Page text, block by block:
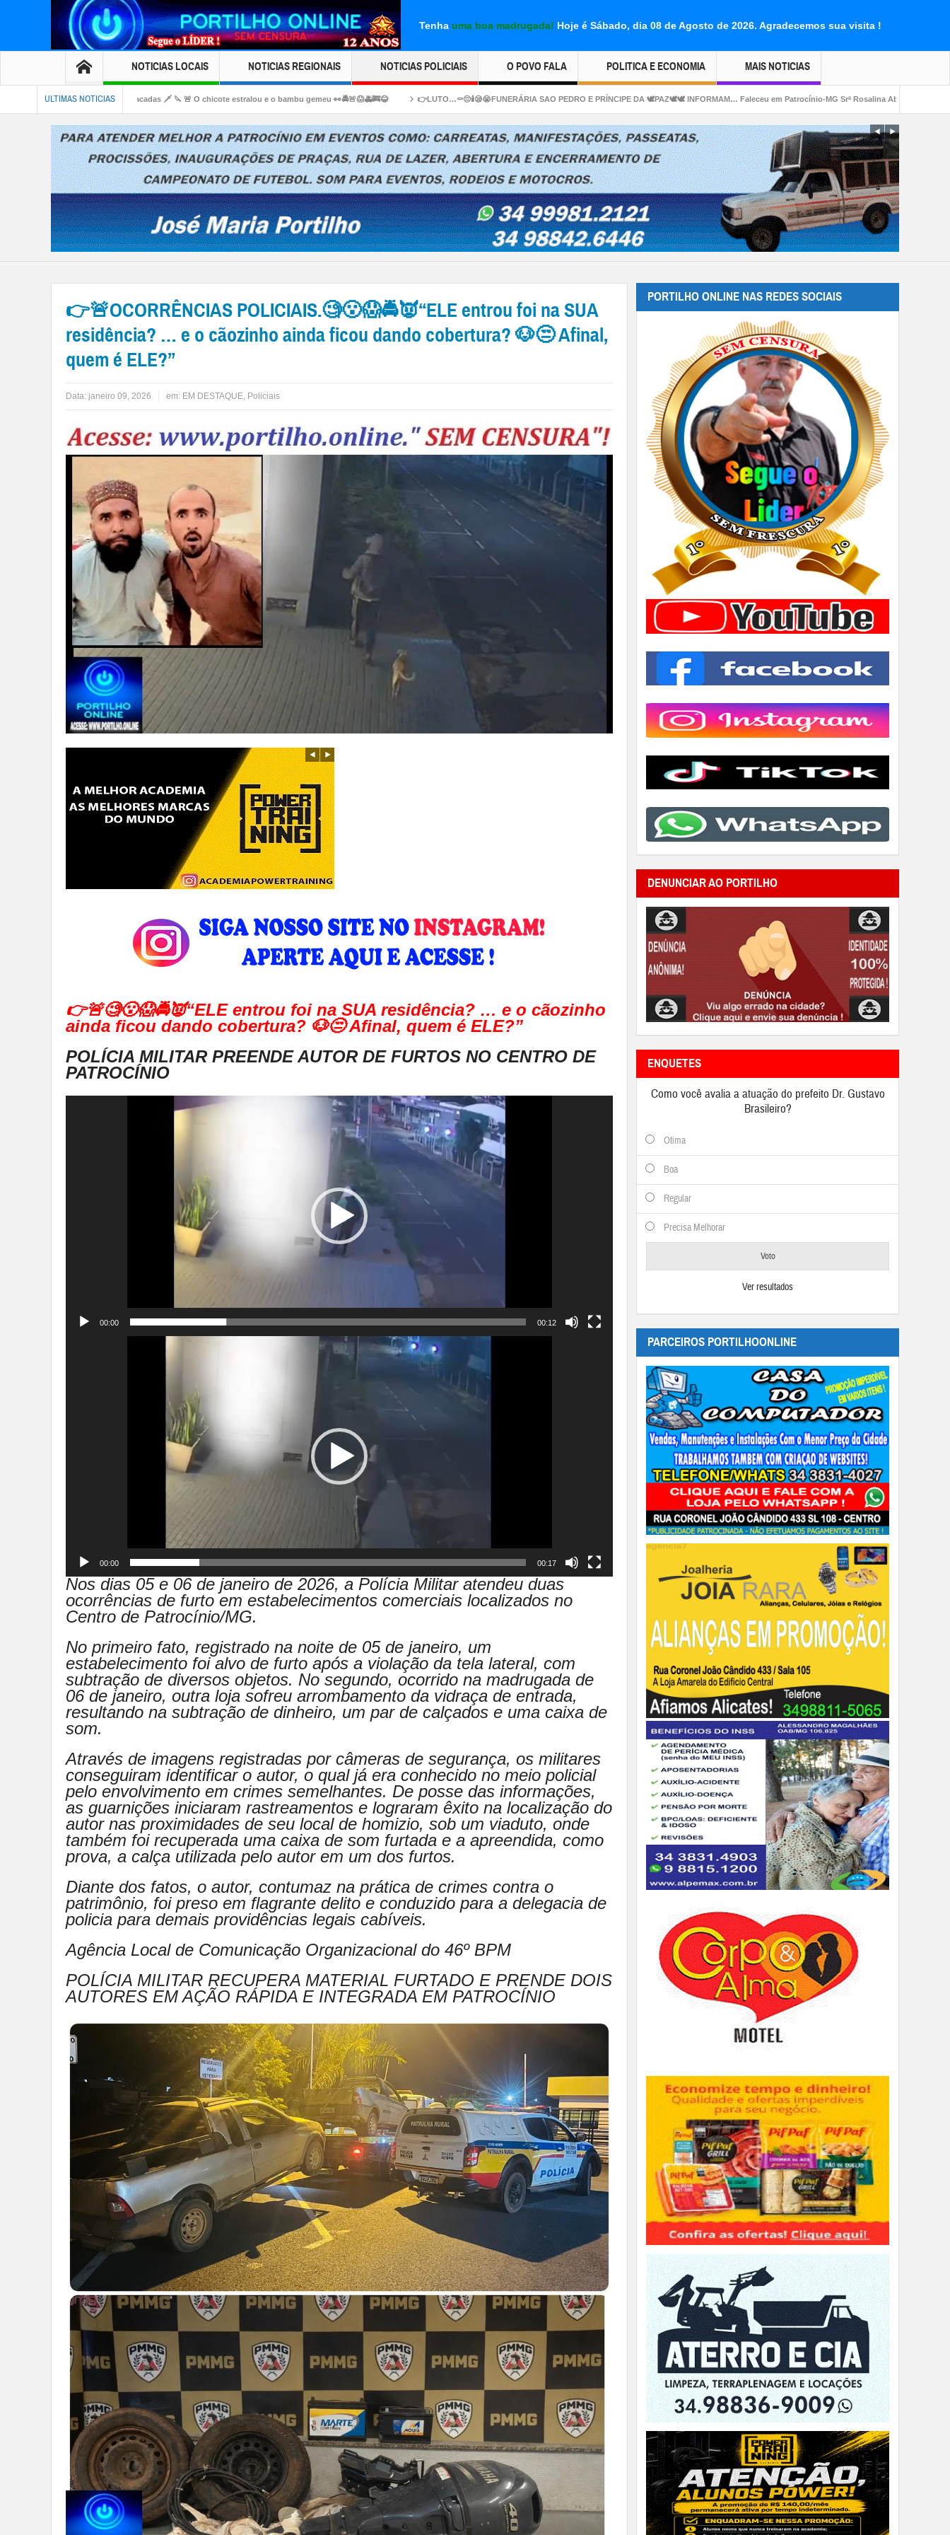
Tenha uma boa madrugada! Hoje é Sábado, dia 08 de Agosto de 2026. Agradecemos sua visita !
NOTICIAS LOCAIS NOTICIAS REGIONAIS NOTICIAS POLICIAIS O POVO FALA POLITICA E ECONOMIA MAIS NOTICIAS
ULTIMAS NOTICIAS
rodoviária. Facadas 🗡️ 🔪 🚨 O chicote estralou e o bambu gemeu 👀🚔🚨😱🚑🚒😂 👉LUTO…⚰😔🕯😪😭FUNERÁRIA SAO PEDRO E PRÍNCIPE DA 🕊PAZ🕊🕊 INFORMAM… Faleceu em Patrocínio-MG Srª Rosalina Abadia da Silva (Rosa) aos 77 anos.
“foi privatizado”???? VERGONHA!!!! Bom dia Portilho.
👉🚨OCORRÊNCIAS POLICIAIS.🧐😮😱🚔👿“ELE entrou foi na SUA
residência? … e o cãozinho ainda ficou dando cobertura? 🐶😒 Afinal,
quem é ELE?”
Data: janeiro 09, 2026 em: EM DESTAQUE, Policiais
👉🚨🧐😮😱🚔👿“ELE entrou foi na SUA residência? … e o cãozinho
ainda ficou dando cobertura? 🐶😒 Afinal, quem é ELE?”
POLÍCIA MILITAR PREENDE AUTOR DE FURTOS NO CENTRO DE
PATROCÍNIO
00:00 00:12
00:00 00:17
Nos dias 05 e 06 de janeiro de 2026, a Polícia Militar atendeu duas
ocorrências de furto em estabelecimentos comerciais localizados no
Centro de Patrocínio/MG.
No primeiro fato, registrado na noite de 05 de janeiro, um
estabelecimento foi alvo de furto após a violação da tela lateral, com
subtração de diversos objetos. No segundo, ocorrido na madrugada de
06 de janeiro, outra loja sofreu arrombamento da vidraça de entrada,
resultando na subtração de dinheiro, um par de calçados e uma caixa de
som.
Através de imagens registradas por câmeras de segurança, os militares
conseguiram identificar o autor, o qual já era conhecido no meio policial
pelo envolvimento em crimes semelhantes. De posse das informações,
as guarnições iniciaram rastreamentos e lograram êxito na localização do
autor nas proximidades de seu local de homizio, sob um viaduto, onde
também foi recuperada uma caixa de som furtada e a apreendida, como
prova, a calça utilizada pelo autor em um dos furtos.
Diante dos fatos, o autor, contumaz na prática de crimes contra o
patrimônio, foi preso em flagrante delito e conduzido para a delegacia de
policia para demais providências legais cabíveis.
Agência Local de Comunicação Organizacional do 46º BPM
POLÍCIA MILITAR RECUPERA MATERIAL FURTADO E PRENDE DOIS
AUTORES EM AÇÃO RÁPIDA E INTEGRADA EM PATROCÍNIO
PORTILHO ONLINE NAS REDES SOCIAIS
DENUNCIAR AO PORTILHO
ENQUETES
Como você avalia a atuação do prefeito Dr. Gustavo
Brasileiro?
Otima
Boa
Regular
Precisa Melhorar
Ver resultados
PARCEIROS PORTILHOONLINE